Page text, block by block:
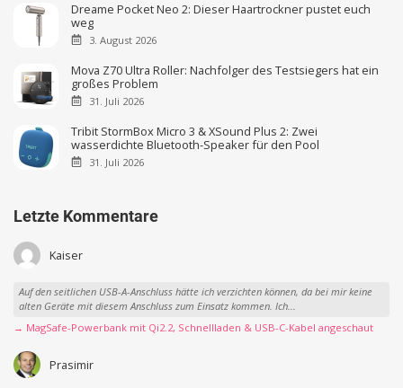
Dreame Pocket Neo 2: Dieser Haartrockner pustet euch
weg
3. August 2026
Mova Z70 Ultra Roller: Nachfolger des Testsiegers hat ein
großes Problem
31. Juli 2026
Tribit StormBox Micro 3 & XSound Plus 2: Zwei
wasserdichte Bluetooth-Speaker für den Pool
31. Juli 2026
Letzte Kommentare
Kaiser
Auf den seitlichen USB-A-Anschluss hätte ich verzichten können, da bei mir keine
alten Geräte mit diesem Anschluss zum Einsatz kommen. Ich...
→ MagSafe-Powerbank mit Qi2.2, Schnellladen & USB-C-Kabel angeschaut
Prasimir